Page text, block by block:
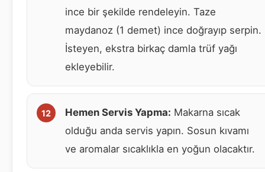
ince bir şekilde rendeleyin. Taze
maydanoz (1 demet) ince doğrayıp serpin.
İsteyen, ekstra birkaç damla trüf yağı
ekleyebilir.
Hemen Servis Yapma: Makarna sıcak
olduğu anda servis yapın. Sosun kıvamı
ve aromalar sıcaklıkla en yoğun olacaktır.